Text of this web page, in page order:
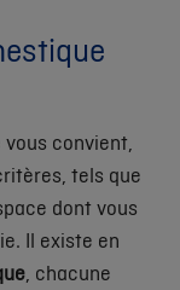
convient,
tels que
dont vous
Il existe en
, chacune